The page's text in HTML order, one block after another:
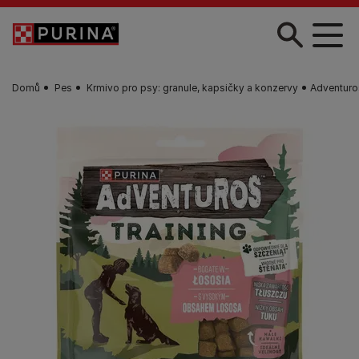
Skip to main content
Domů Pes Krmivo pro psy: granule, kapsičky a konzervy